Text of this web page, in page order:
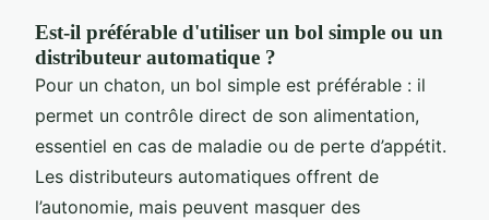
Est-il préférable d'utiliser un bol simple ou un
distributeur automatique ?
Pour un chaton, un bol simple est préférable : il
permet un contrôle direct de son alimentation,
essentiel en cas de maladie ou de perte d’appétit.
Les distributeurs automatiques offrent de
l’autonomie, mais peuvent masquer des